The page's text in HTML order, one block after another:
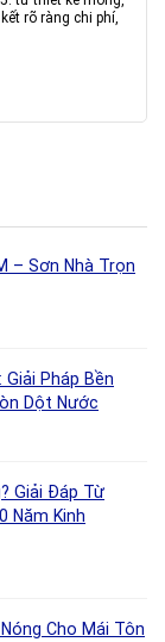
rõ ràng chi phí,
– Sơn Nhà Trọn
Pháp Bền
Dột Nước
Giải Đáp Từ
Năm Kinh
Cho Mái Tôn